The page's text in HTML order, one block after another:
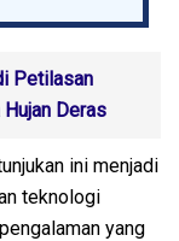
Petilasan
Deras
ini menjadi
teknologi
yang